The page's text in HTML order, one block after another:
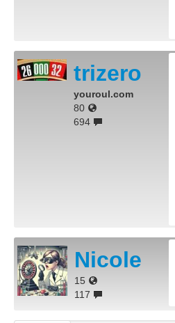
trizero
youroul.com
80
694
Nicole
15
117